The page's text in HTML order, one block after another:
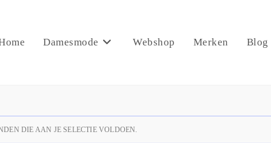
Damesmode Webshop Merken Blog
DIE AAN JE SELECTIE VOLDOEN.